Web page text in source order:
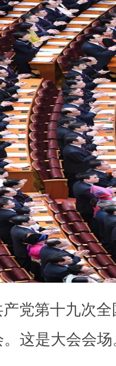
党第十九次
这是大会会